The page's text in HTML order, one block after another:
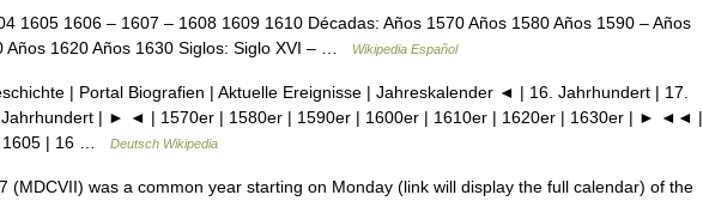
1605 1606 – 1607 – 1608 1609 1610 Décadas: Años 1570 Años 1580 Años 1590 – Años
Años 1620 Años 1630 Siglos: Siglo XVI – …
Wikipedia Español
| Portal Biografien | Aktuelle Ereignisse | Jahreskalender ◄ | 16. Jahrhundert | 17.
Jahrhundert | ► ◄ | 1570er | 1580er | 1590er | 1600er | 1610er | 1620er | 1630er | ► ◄◄ |
1605 | 16 …
Deutsch Wikipedia
(MDCVII) was a common year starting on Monday (link will display the full calendar) of the